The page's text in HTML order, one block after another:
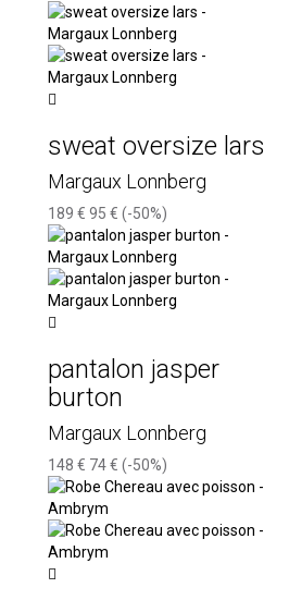
sweat oversize lars
Margaux Lonnberg
189 € 95 € (-50%)
pantalon jasper
burton
Margaux Lonnberg
148 € 74 € (-50%)